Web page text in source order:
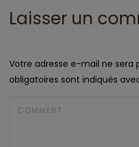
Laisser un
Votre adresse e-mail ne sera
obligatoires sont indiqués